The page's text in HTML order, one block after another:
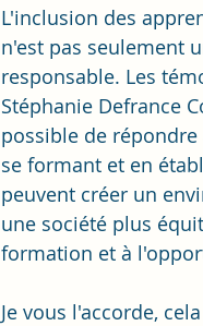
L'inclusion des
n'est pas seulement
responsable. Les
Stéphanie Defrance
possible de
se formant et en
peuvent créer un
une société plus
formation et à
Je vous l'accorde,